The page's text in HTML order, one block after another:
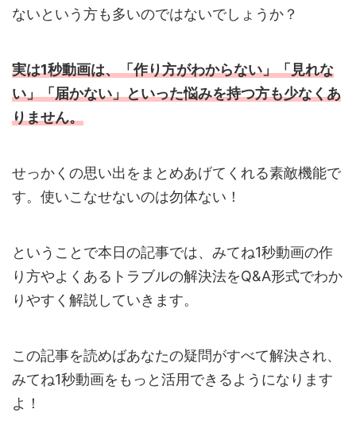
ないという方も多いのではないでしょうか？
実は1秒動画は、「作り方がわからない」「見れな
い」「届かない」といった悩みを持つ方も少なくあ
りません。
せっかくの思い出をまとめあげてくれる素敵機能で
す。使いこなせないのは勿体ない！
ということで本日の記事では、みてね1秒動画の作
り方やよくあるトラブルの解決法をQ&A形式でわか
りやすく解説していきます。
この記事を読めばあなたの疑問がすべて解決され、
みてね1秒動画をもっと活用できるようになります
よ！